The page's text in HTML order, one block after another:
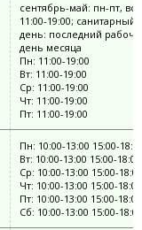
сентябрь-май: пн-пт, вс
11:00-19:00; санитарный
день: последний
день месяца
Пн: 11:00-19:00
Вт: 11:00-19:00
Ср: 11:00-19:00
Чт: 11:00-19:00
Пт: 11:00-19:00
Пн: 10:00-13:00 15:00-
Вт: 10:00-13:00 15:00-18:00
Ср: 10:00-13:00 15:00-18:00
Чт: 10:00-13:00 15:00-18:00
Пт: 10:00-13:00 15:00-18:00
Сб: 10:00-13:00 15:00-18:00